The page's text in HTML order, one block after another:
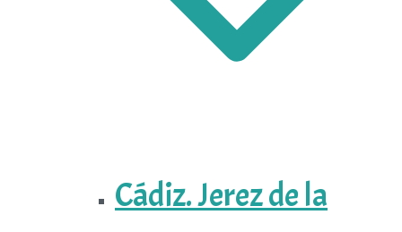
Cádiz. Jerez de la